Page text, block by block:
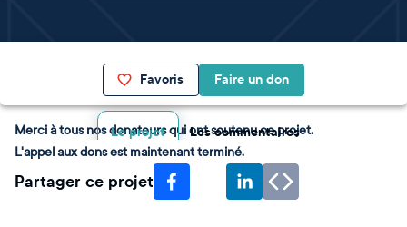
Favoris Faire un don
Le projet Les commentaires
Merci à tous nos donateurs qui ont soutenu ce projet.
L'appel aux dons est maintenant terminé.
Partager ce projet